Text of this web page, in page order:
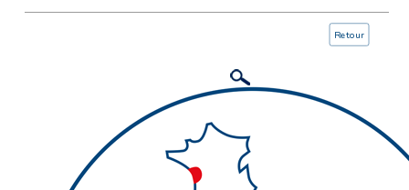
Retour